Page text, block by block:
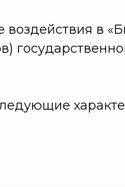
воздействия в